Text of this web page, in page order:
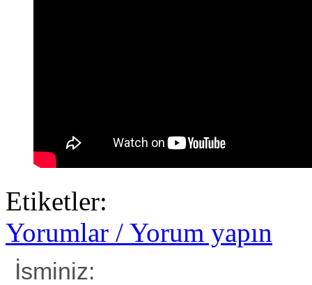
Etiketler:
Yorumlar / Yorum yapın
İsminiz: